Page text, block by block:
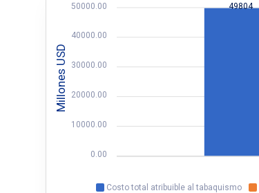
Costo total atribuible al tabaquismo
49804
50000.00
40000.00
30000.00
20000.00
10000.00
0.00
Millones USD